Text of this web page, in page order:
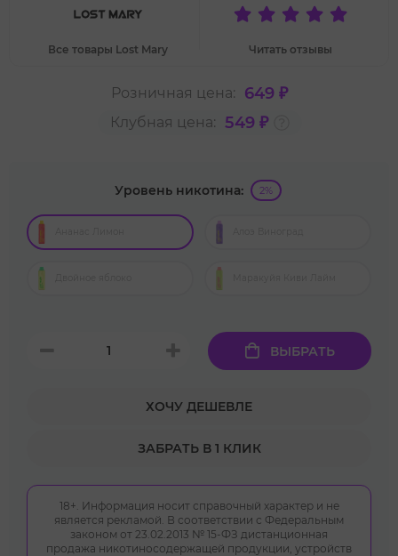
Все товары Lost Mary Читать отзывы
Розничная цена: 649 ₽
Клубная цена: 549 ₽
Уровень никотина: 2%
ВЫБРАТЬ
ХОЧУ ДЕШЕВЛЕ
ЗАБРАТЬ В 1 КЛИК
18+. Информация носит справочный характер и не
является рекламой. В соответствии с Федеральным
законом от 23.02.2013 № 15-ФЗ дистанционная
продажа никотиносодержащей продукции, устройств